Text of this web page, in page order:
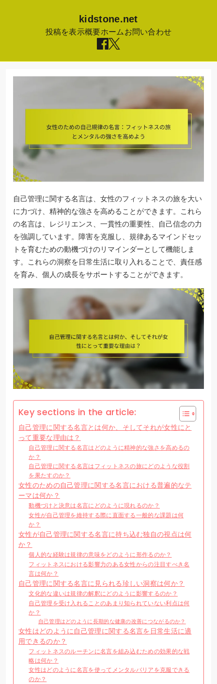
kidstone.net
投稿を表示概要ホーム お問い合わせ
自己管理に関する名言は、女性のフィットネスの旅を大い
に力づけ、精神的な強さを高めることができます。これら
の名言は、レジリエンス、一貫性の重要性、自己信念の力
を強調しています。障害を克服し、規律あるマインドセッ
トを育むための動機づけのリマインダーとして機能しま
す。これらの洞察を日常生活に取り入れることで、責任感
を育み、個人の成長をサポートすることができます。
Key sections in the article:
自己管理に関する名言とは何か、そしてそれが女性にと
って重要な理由は？
自己管理に関する名言はどのように精神的な強さを高めるの
か？
自己管理に関する名言はフィットネスの旅にどのような役割
を果たすのか？
女性のための自己管理に関する名言における普遍的なテ
ーマは何か？
動機づけと決意は名言にどのように現れるのか？
女性が自己管理を維持する際に直面する一般的な課題は何
か？
女性が自己管理に関する名言に持ち込む独自の視点は何
か？
個人的な経験は規律の意味をどのように形作るのか？
フィットネスにおける影響力のある女性からの注目すべき名
言は何か？
自己管理に関する名言に見られる珍しい洞察は何か？
文化的な違いは規律の解釈にどのように影響するのか？
自己管理を受け入れることのあまり知られていない利点は何
か？
自己管理はどのように長期的な健康の改善につながるのか？
女性はどのように自己管理に関する名言を日常生活に適
用できるのか？
フィットネスのルーチンに名言を組み込むための効果的な戦
略は何か？
女性はどのように名言を使ってメンタルバリアを克服できる
のか？